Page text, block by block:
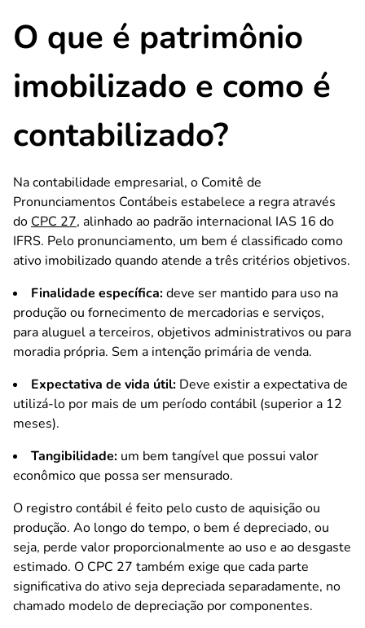
O que é patrimônio
imobilizado e como é
contabilizado?
Na contabilidade empresarial, o Comitê de
Pronunciamentos Contábeis estabelece a regra através
do CPC 27, alinhado ao padrão internacional IAS 16 do
IFRS. Pelo pronunciamento, um bem é classificado como
ativo imobilizado quando atende a três critérios objetivos.
Finalidade específica:deve ser mantido para uso na
produção ou fornecimento de mercadorias e serviços,
para aluguel a terceiros, objetivos administrativos ou para
moradia própria. Sem a intenção primária de venda.
Expectativa de vida útil: Deve existir a expectativa de
utilizá-lo por mais de um período contábil (superior a 12
meses).
Tangibilidade: um bem tangível que possui valor
econômico que possa ser mensurado.
O registro contábil é feito pelo custo de aquisição ou
produção. Ao longo do tempo, o bem é depreciado, ou
seja, perde valor proporcionalmente ao uso e ao desgaste
estimado. O CPC 27 também exige que cada parte
significativa do ativo seja depreciada separadamente, no
chamado modelo de depreciação por componentes.